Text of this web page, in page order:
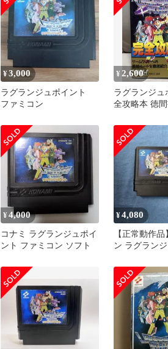
¥3,000
ラグランジュポイント
ファミコン
¥ 2,600
ラグランジュ
全攻略本 徳間
ジン
¥4,000
コナミ ラグランジュポイ
ント ファミコン ソフト
¥4,080
【正常動作
ン ラグランジ